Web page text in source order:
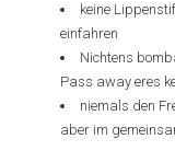
keine
einfahren
Nichtens
Pass away eres
niemals den
aber im